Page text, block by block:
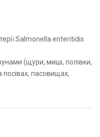
Salmonella enteritidis
(щури, миші, полівки,
пасовищах,